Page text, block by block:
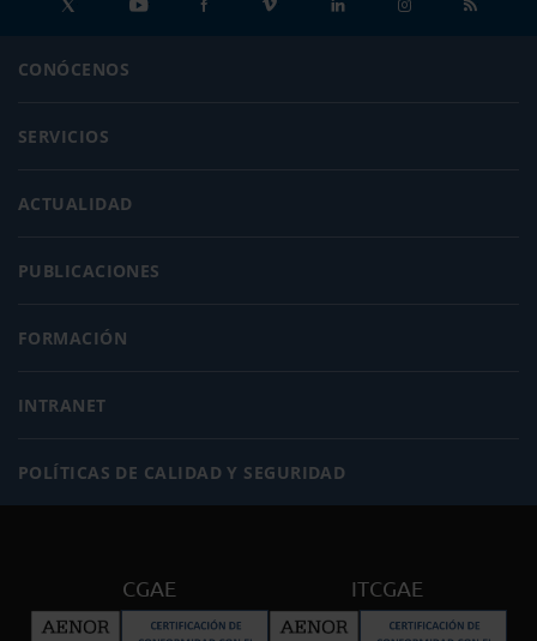
CONÓCENOS
SERVICIOS
ACTUALIDAD
PUBLICACIONES
FORMACIÓN
INTRANET
POLÍTICAS DE CALIDAD Y SEGURIDAD
CGAE ITCGAE